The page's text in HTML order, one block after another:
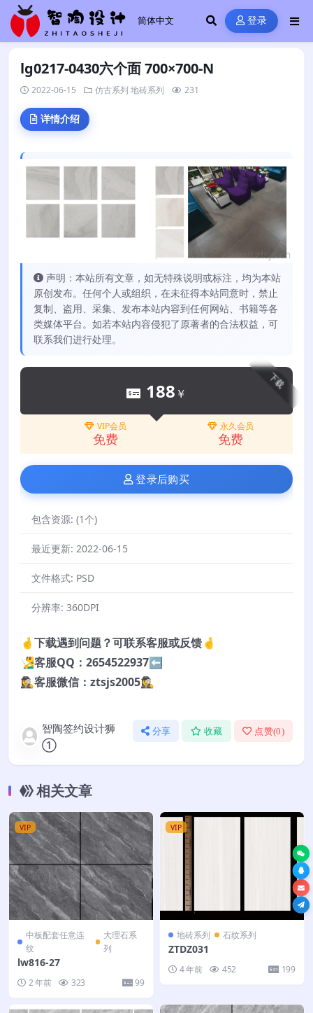
登录
lg0217-0430六个面 700×700-N
2022-06-15 仿古系列 地砖系列 231
详情介绍
声明：本站所有文章，如无特殊说明或标注，均为本站
原创发布。任何个人或组织，在未征得本站同意时，禁止
复制、盗用、采集、发布本站内容到任何网站、书籍等各
类媒体平台。如若本站内容侵犯了原著者的合法权益，可
联系我们进行处理。
下载
188 ￥
VIP会员
免费
永久会员
免费
登录后购买
包含资源: (1个)
最近更新: 2022-06-15
文件格式: PSD
分辨率: 360DPI
🤞下载遇到问题？可联系客服或反馈🤞
🧏‍♂️客服QQ：2654522937⬅️
🕵️‍♀️客服微信：ztsjs2005🕵️‍♀️
智陶签约设计狮
①
分享 收藏 点赞(0)
相关文章
VIP
中板配套任意连
纹
大理石系
列
lw816-27
2 年前 323 99
VIP
地砖系列 石纹系列
ZTDZ031
4 年前 452 199